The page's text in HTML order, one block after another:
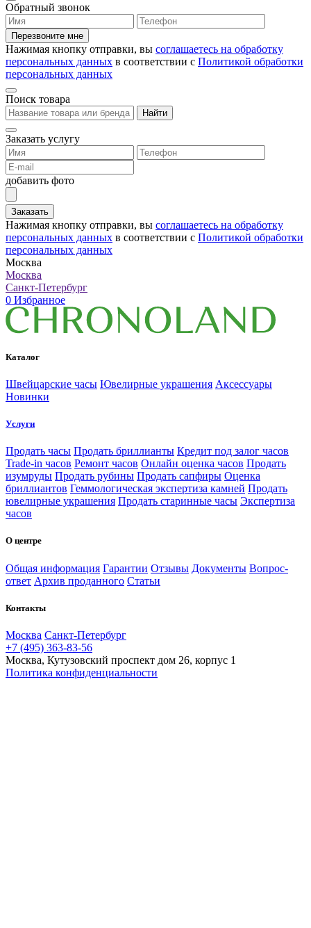
Обратный звонок
Перезвоните мне
Нажимая кнопку отправки, вы соглашаетесь на обработку
персональных данных в соответствии с Политикой обработки
персональных данных
Поиск товара
Найти
Заказать услугу
добавить фото
Заказать
Нажимая кнопку отправки, вы соглашаетесь на обработку
персональных данных в соответствии с Политикой обработки
персональных данных
Москва
Москва
Санкт-Петербург
0 Избранное
Каталог
Швейцарские часы Ювелирные украшения Аксессуары
Новинки
Услуги
Продать часы Продать бриллианты Кредит под залог часов
Trade-in часов Ремонт часов Онлайн оценка часов Продать
изумруды Продать рубины Продать сапфиры Оценка
бриллиантов Геммологическая экспертиза камней Продать
ювелирные украшения Продать старинные часы Экспертиза
часов
О центре
Общая информация Гарантии Отзывы Документы Вопрос-
ответ Архив проданного Статьи
Контакты
Москва Санкт-Петербург
+7 (495) 363-83-56
Москва, Кутузовский проспект дом 26, корпус 1
Политика конфиденциальности